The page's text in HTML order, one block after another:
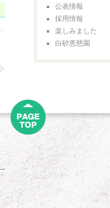
公表情報
採用情報
楽しみました
白砂恵慈園